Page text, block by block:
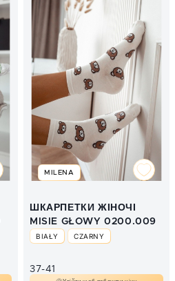
MILENA
ШКАРПЕТКИ ЖІНОЧІ
MISIE GŁOWY 0200.009
BIAŁY CZARNY
37-41